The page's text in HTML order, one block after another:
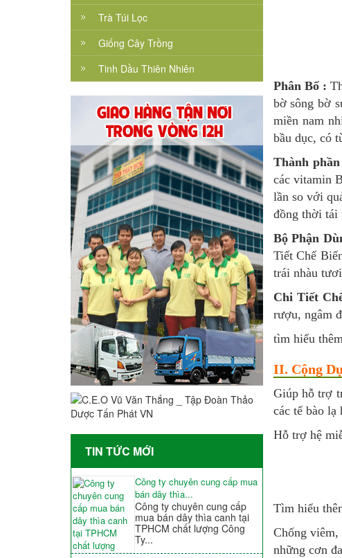
Trà Túi Lọc
Giống Cây Trồng
Tinh Dầu Thiên Nhiên
TIN TỨC MỚI
Công ty chuyên cung cấp mua
bán dây thìa...
Công ty chuyên cung cấp
mua bán dây thìa canh tại
TPHCM chất lượng Công
Ty...
Phân Bố :
bờ sông bờ
miền nam
bầu dục, có
Thành
các vitamin
lần so với
đồng thời tái
Bộ Phận
Tiết Chế
trái nhàu
Chi Tiết
rượu, ngâm
tìm hiểu
II. Cộng
Giúp hỗ trợ
các tế bào lạ
Hỗ trợ hệ
Tìm hiểu
Chống
những cơn